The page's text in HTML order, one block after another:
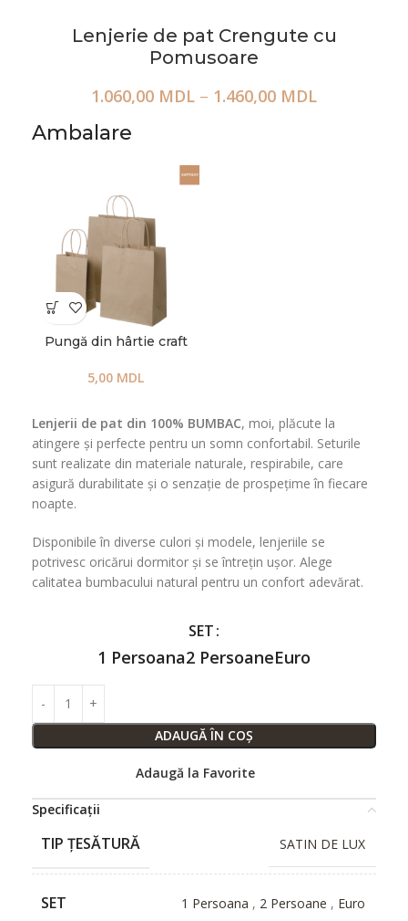
Lenjerie de pat Crengute cu
Pomusoare
1.060,00 MDL – 1.460,00 MDL
Ambalare
Pungă din hârtie craft
5,00 MDL
Lenjerii de pat din 100% BUMBAC, moi, plăcute la
atingere și perfecte pentru un somn confortabil. Seturile
sunt realizate din materiale naturale, respirabile, care
asigură durabilitate și o senzație de prospețime în fiecare
noapte.
Disponibile în diverse culori și modele, lenjeriile se
potrivesc oricărui dormitor și se întrețin ușor. Alege
calitatea bumbacului natural pentru un confort adevărat.
SET
1 Persoana2 PersoaneEuro
ADAUGĂ ÎN COȘ
Adaugă la Favorite
Specificații
TIP ȚESĂTURĂ SATIN DE LUX
SET 1 Persoana , 2 Persoane , Euro